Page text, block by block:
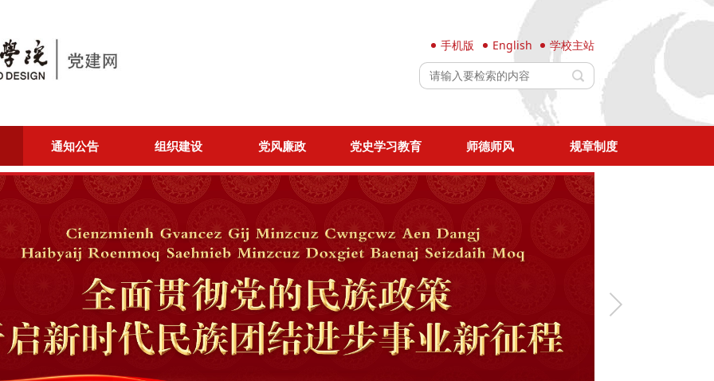
手机版 English 学校主站
通知公告 组织建设 党风廉政 党史学习教育 师德师风 规章制度